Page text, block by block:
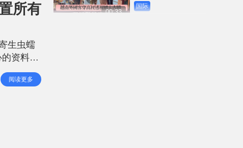
所有
生虫蠕
资料，
出现红
上光顾
阅读更多
00:33
国际